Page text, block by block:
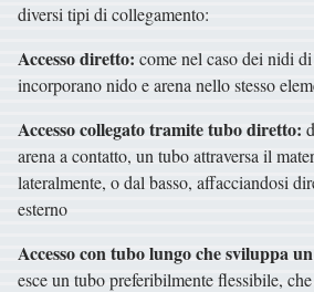
diversi tipi di collegamento:
Accesso diretto: come nel caso dei nidi
incorporano nido e arena nello stesso
Accesso collegato tramite tubo diretto:
arena a contatto, un tubo attraversa il
lateralmente, o dal basso, affacciandosi
esterno
Accesso con tubo lungo che sviluppa
esce un tubo preferibilmente flessibile,